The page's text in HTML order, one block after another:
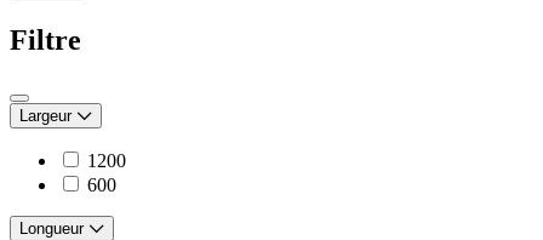
Filtre
Largeur
1200
600
Longueur